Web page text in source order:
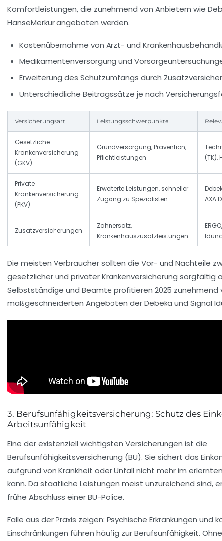
Komfortleistungen, die zunehmend von Anbietern wie
HanseMerkurangeboten werden.
Kostenübernahme von Arzt- und
Medikamentenversorgung und
Erweiterung des Schutzumfangs durch
Unterschiedliche Beitragssätze je nach
Versicherungsart Leistungsschwerpunkte
Gesetzliche
Krankenversicherung
(GKV)
Grundversorgung, Prävention,
Pflichtleistungen
(TK),
Private
Krankenversicherung
(PKV)
Erweiterte Leistungen, schneller
Zugang zu Spezialisten
AXA
Zusatzversicherungen
Zahnersatz,
Krankenhauszusatzleistungen
ERGO
Die meisten Verbraucher sollten die Vor- und Nachteile
gesetzlicher und privater Krankenversicherung sorgfältig
Selbstständige und Beamte profitieren 2025 zunehmend
maßgeschneiderten Angeboten derDebeka und Signal
3. Berufsunfähigkeitsversicherung: Schutz des
Arbeitsunfähigkeit
Eine der existenziell wichtigsten Versicherungen ist die
Berufsunfähigkeitsversicherung (BU). Sie sichert das
aufgrund von Krankheit oder Unfall nicht mehr im
kann. Da staatliche Leistungen meist unzureichend sind,
frühe Abschluss einer BU-Police.
Fälle aus der Praxis zeigen: Psychische Erkrankungen und
Einschränkungen führen häufig zur Berufsunfähigkeit.